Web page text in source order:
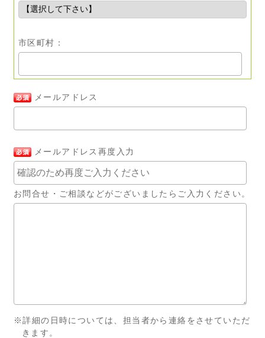
市区町村：
メールアドレス
メールアドレス再度入力
お問合せ・ご相談などがございましたらご入力ください。
※詳細の日時については、担当者から連絡をさせていただ
きます。